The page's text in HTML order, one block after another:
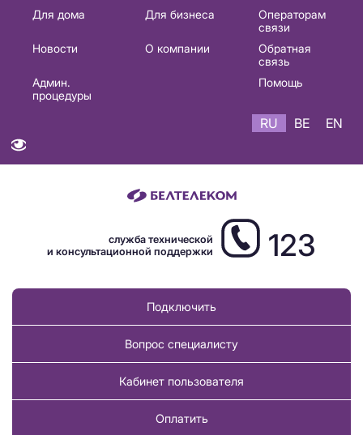
Основная
навигация
Для дома Для бизнеса
Операторам
связи
Новости
О компании
Обратная
связь
Админ.
процедуры
Помощь
RU BE EN
служба технической
и консультационной поддержки
123
Подключить
Вопрос специалисту
Кабинет пользователя
Оплатить